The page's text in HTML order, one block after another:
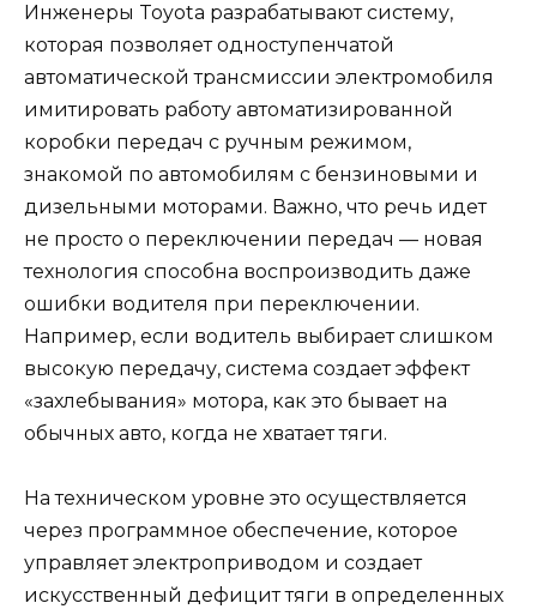
Инженеры Toyota разрабатывают систему,
которая позволяет одноступенчатой
автоматической трансмиссии электромобиля
имитировать работу автоматизированной
коробки передач с ручным режимом,
знакомой по автомобилям с бензиновыми и
дизельными моторами. Важно, что речь идет
не просто о переключении передач — новая
технология способна воспроизводить даже
ошибки водителя при переключении.
Например, если водитель выбирает слишком
высокую передачу, система создает эффект
«захлебывания» мотора, как это бывает на
обычных авто, когда не хватает тяги.
На техническом уровне это осуществляется
через программное обеспечение, которое
управляет электроприводом и создает
искусственный дефицит тяги в определенных